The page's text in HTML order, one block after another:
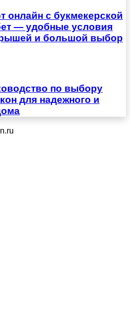
онлайн с букмекерской
— удобные условия
и большой выбор
по выбору
для надежного и